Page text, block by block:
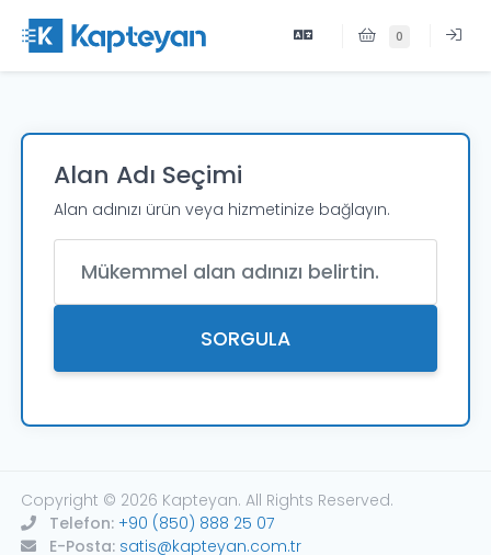
0
Alan Adı Seçimi
Alan adınızı ürün veya hizmetinize bağlayın.
SORGULA
Copyright © 2026 Kapteyan. All Rights Reserved.
Telefon: +90 (850) 888 25 07
E-Posta: satis@kapteyan.com.tr